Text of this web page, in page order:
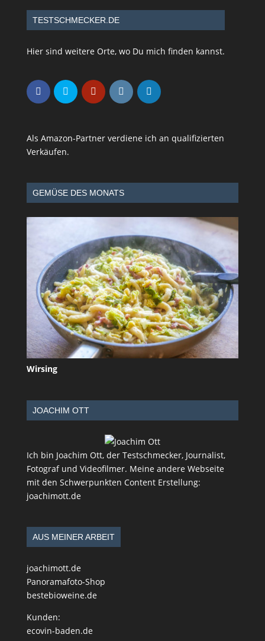
TESTSCHMECKER.DE
Hier sind weitere Orte, wo Du mich finden kannst.
Als Amazon-Partner verdiene ich an qualifizierten
Verkäufen.
GEMÜSE DES MONATS
Wirsing
JOACHIM OTT
Ich bin Joachim Ott, der Testschmecker, Journalist,
Fotograf und Videofilmer. Meine andere Webseite
mit den Schwerpunkten Content Erstellung:
joachimott.de
AUS MEINER ARBEIT
joachimott.de
Panoramafoto-Shop
bestebioweine.de
Kunden:
ecovin-baden.de